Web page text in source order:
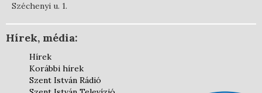
Széchenyi u. 1.
Hírek, média:
Hírek
Korábbi hírek
Szent István Rádió